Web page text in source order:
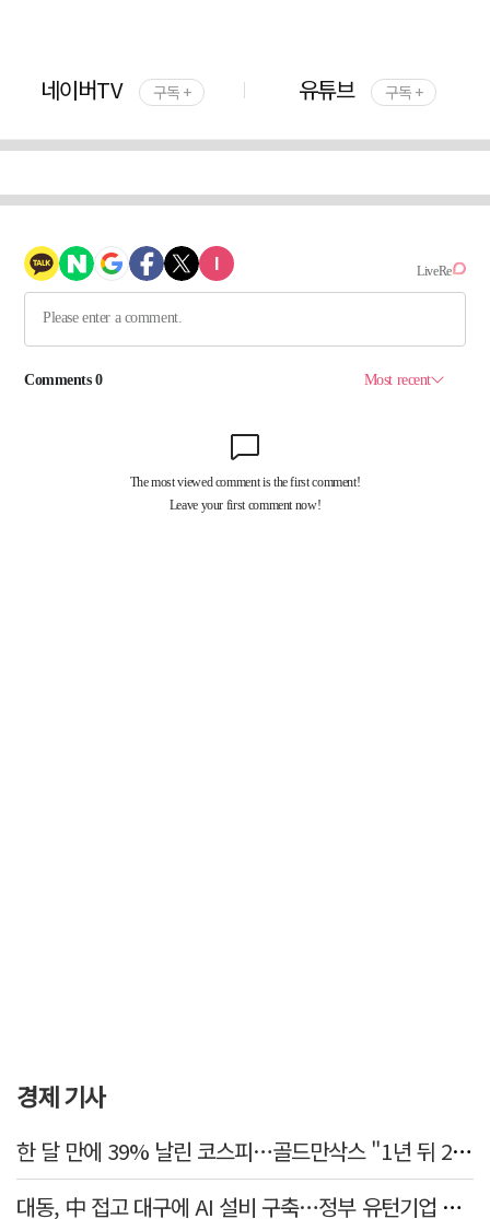
네이버TV 구독 + 유튜브 구독 +
경제 기사
한 달 만에 39% 날린 코스피…골드만삭스 "1년 뒤 2배" 예상, 왜?
대동, 中 접고 대구에 AI 설비 구축…정부 유턴기업 선정